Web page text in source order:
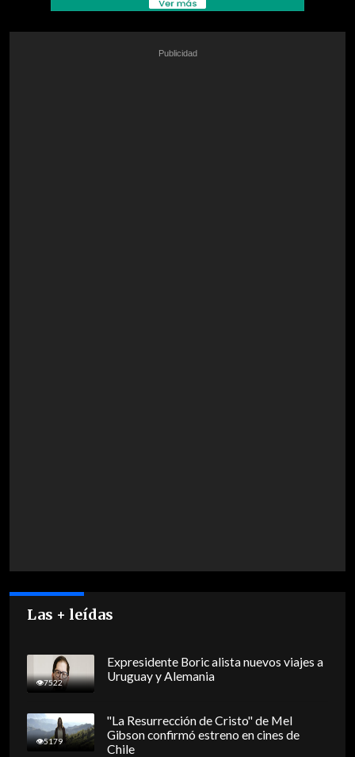
Las + leídas
7522
Expresidente Boric alista nuevos viajes a
Uruguay y Alemania
5179
"La Resurrección de Cristo" de Mel
Gibson confirmó estreno en cines de
Chile